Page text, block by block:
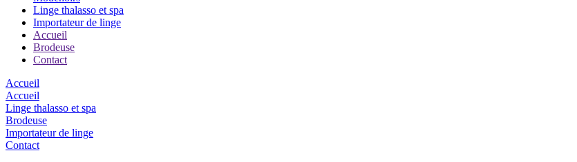
Linge thalasso et spa
Importateur de linge
Accueil
Brodeuse
Contact
Accueil
Accueil
Linge thalasso et spa
Brodeuse
Importateur de linge
Contact